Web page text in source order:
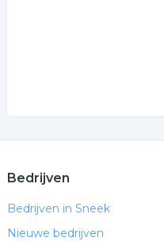
Bedrijven
Bedrijven in Sneek
Nieuwe bedrijven